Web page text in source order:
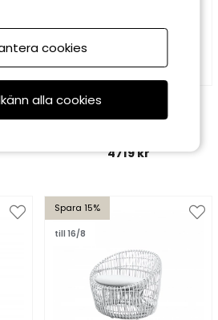
CLICK loungefåtölj - fler
4719 kr
Spara 15%
till 16/8
cookies
alla cookies